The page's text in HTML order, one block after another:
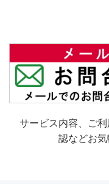
サービス内容、ご
認などお気